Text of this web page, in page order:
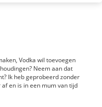
Vodka wil toevoegen
Neem aan dat
Ik heb geprobeerd zonder
en is in een mum van tijd